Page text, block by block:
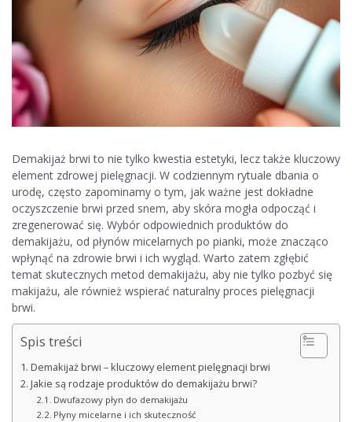
Demakijaż brwi to nie tylko kwestia estetyki, lecz także kluczowy
element zdrowej pielęgnacji. W codziennym rytuale dbania o
urodę, często zapominamy o tym, jak ważne jest dokładne
oczyszczenie brwi przed snem, aby skóra mogła odpocząć i
zregenerować się. Wybór odpowiednich produktów do
demakijażu, od płynów micelarnych po pianki, może znacząco
wpłynąć na zdrowie brwi i ich wygląd. Warto zatem zgłębić
temat skutecznych metod demakijażu, aby nie tylko pozbyć się
makijażu, ale również wspierać naturalny proces pielęgnacji
brwi.
Spis treści
Demakijaż brwi – kluczowy element pielęgnacji brwi
Jakie są rodzaje produktów do demakijażu brwi?
Dwufazowy płyn do demakijażu
Płyny micelarne i ich skuteczność